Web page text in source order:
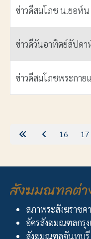
ข่าวดีสมโภช น.ยอห์
ข่าวดีวันอาทิตย์สัปดา
ข่าวดีสมโภชพระกาย
16 17
สังฆมณฑลต่า
สภาพระสังฆราช
อัครสังฆมณฑลกรุ
สังฆมณฑลจันทบุรี